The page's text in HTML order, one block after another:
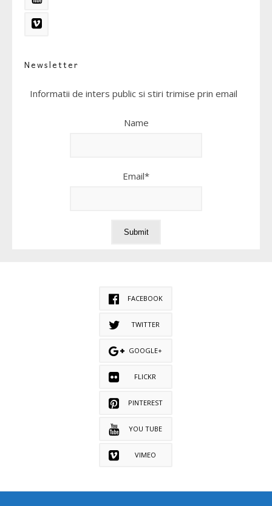
Newsletter
Informatii de inters public si stiri trimise prin email
Name
Email*
FACEBOOK
TWITTER
GOOGLE+
FLICKR
PINTEREST
YOU TUBE
VIMEO